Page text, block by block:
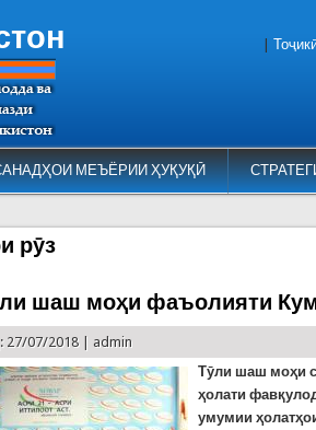
МЕЪЁРИИ ҲУҚУҚӢ
рӯз
шаш моҳи фаъолияти
27/07/2018 | admin
Тӯли шаш моҳи
ҳолати
умумии